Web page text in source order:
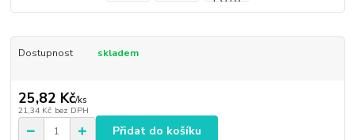
Dostupnost skladem
25,82 Kč/ks
21,34 Kč bez DPH
Přidat do košíku